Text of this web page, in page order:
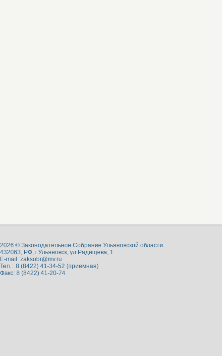
2026 © Законодательное Собрание Ульяновской области.
432063, РФ, г.Ульяновск, ул.Радищева, 1
E-mail: zaksobr@mv.ru
Тел.: 8 (8422) 41-34-52 (приемная)
Факс: 8 (8422) 41-20-74